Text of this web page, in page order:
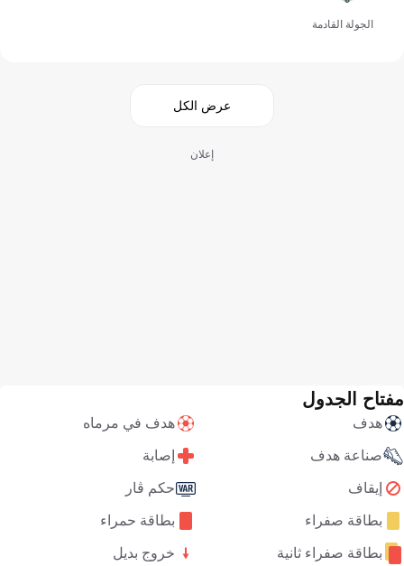
الجولة القادمة
عرض الكل
إعلان
مفتاح الجدول
هدف هدف في مرماه
صناعة هدف إصابة
إيقاف حكم ڤار
بطاقة صفراء بطاقة حمراء
بطاقة صفراء ثانية خروج بديل